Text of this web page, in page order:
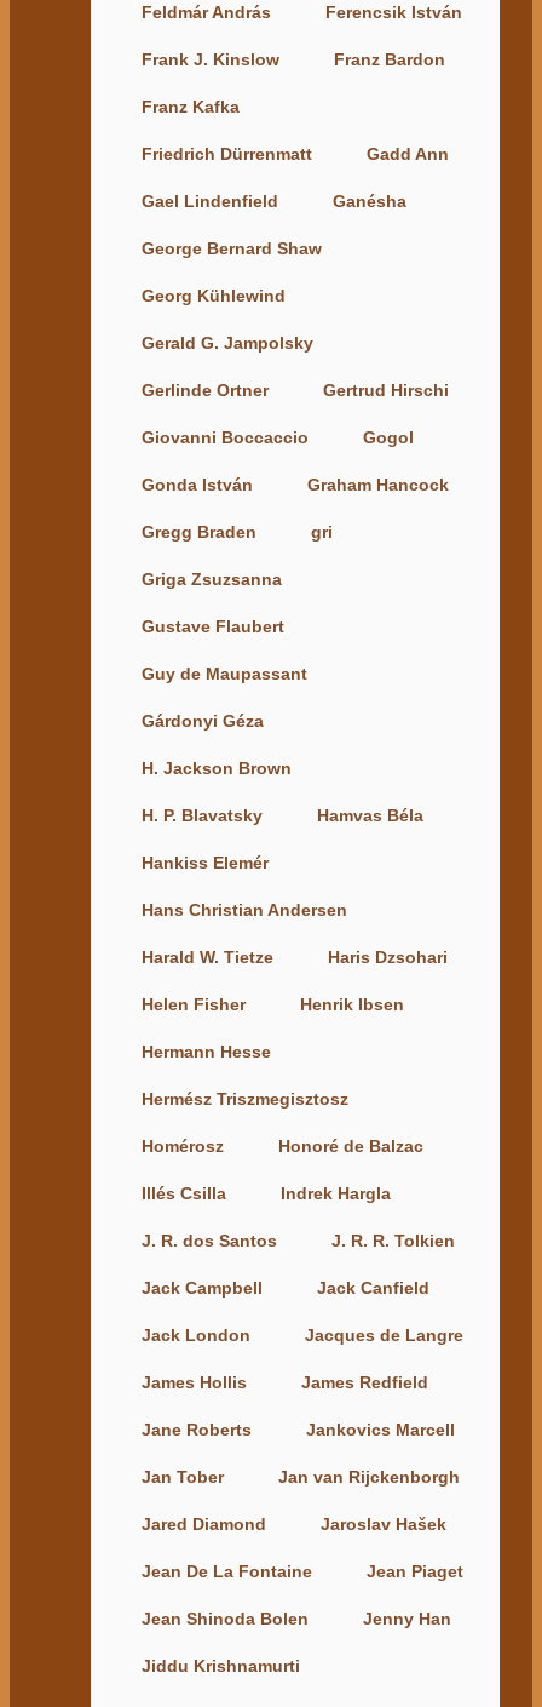
Feldmár András Ferencsik István
Frank J. Kinslow Franz Bardon
Franz Kafka
Friedrich Dürrenmatt Gadd Ann
Gael Lindenfield Ganésha
George Bernard Shaw
Georg Kühlewind
Gerald G. Jampolsky
Gerlinde Ortner Gertrud Hirschi
Giovanni Boccaccio Gogol
Gonda István Graham Hancock
Gregg Braden gri
Griga Zsuzsanna
Gustave Flaubert
Guy de Maupassant
Gárdonyi Géza
H. Jackson Brown
H. P. Blavatsky Hamvas Béla
Hankiss Elemér
Hans Christian Andersen
Harald W. Tietze Haris Dzsohari
Helen Fisher Henrik Ibsen
Hermann Hesse
Hermész Triszmegisztosz
Homérosz Honoré de Balzac
Illés Csilla Indrek Hargla
J. R. dos Santos J. R. R. Tolkien
Jack Campbell Jack Canfield
Jack London Jacques de Langre
James Hollis James Redfield
Jane Roberts Jankovics Marcell
Jan Tober Jan van Rijckenborgh
Jared Diamond Jaroslav Hašek
Jean De La Fontaine Jean Piaget
Jean Shinoda Bolen Jenny Han
Jiddu Krishnamurti